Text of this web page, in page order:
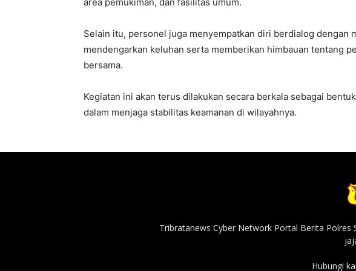
Selain itu, personel juga menyempatkan diri berdialog dengan
mendengarkan keluhan serta memberikan himbauan tentang
bersama.
Kegiatan ini akan terus dilakukan secara berkala sebagai
dalam menjaga stabilitas keamanan di wilayahnya.
Tribratanews Cyber Network Portal Berita
Hubungi